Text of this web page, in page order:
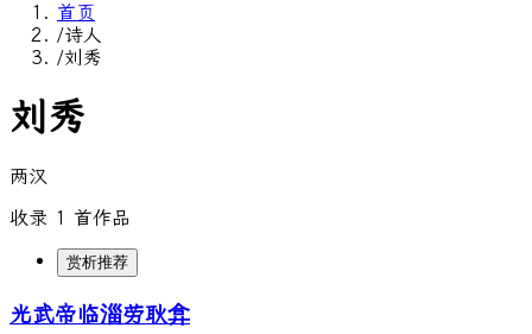
首页
/诗人
/刘秀
刘秀
两汉
收录 1 首作品
赏析推荐
光武帝临淄劳耿弇